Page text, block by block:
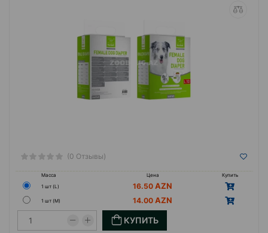
(0 Отзывы)
Масса Цена
Купить
1 шт (L)
16.50
1 шт (М) 14.00
КУПИТЬ